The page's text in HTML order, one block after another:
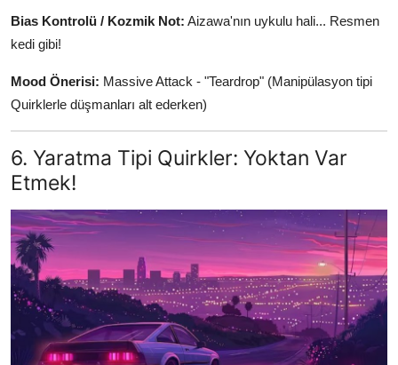
Bias Kontrolü / Kozmik Not: Aizawa'nın uykulu hali... Resmen
kedi gibi!
Mood Önerisi: Massive Attack - "Teardrop" (Manipülasyon tipi
Quirklerle düşmanları alt ederken)
6. Yaratma Tipi Quirkler: Yoktan Var
Etmek!